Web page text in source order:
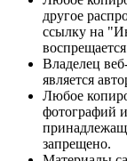
другое
ссылку на
Владелец
является
Любое
фотографий
запрещено.